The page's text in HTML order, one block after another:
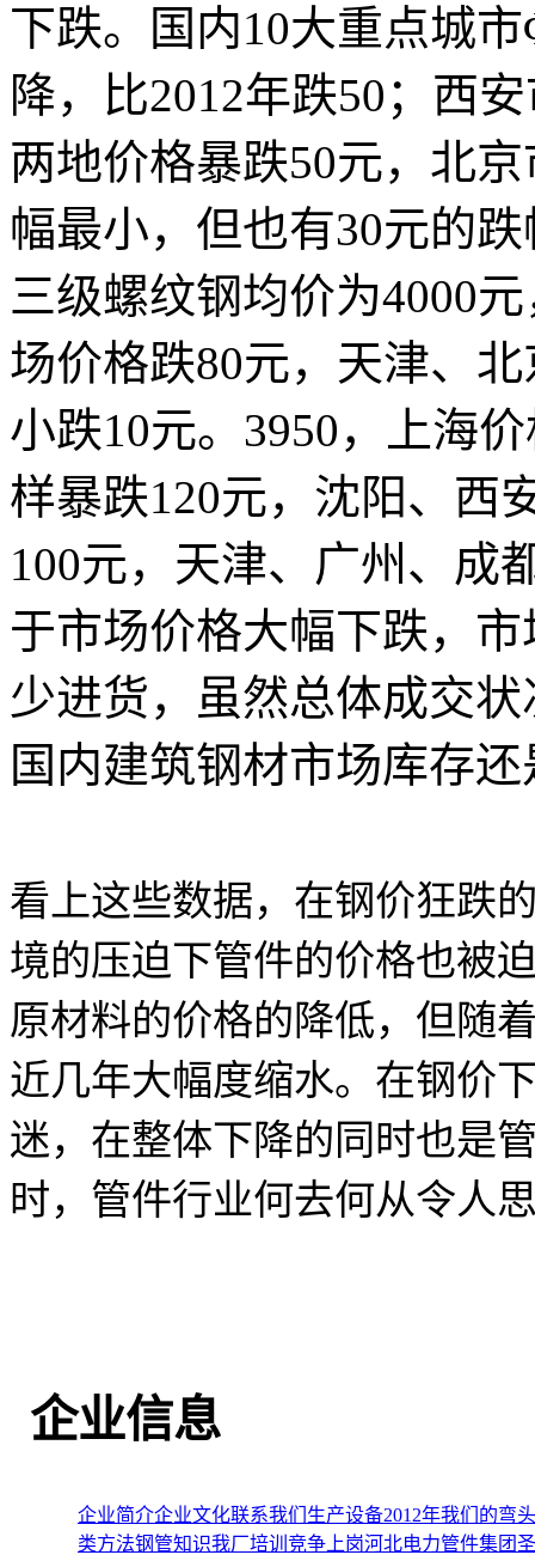
下跌。国内10大重点城
降，比2012年跌50；西
两地价格暴跌50元，北
幅最小，但也有30元的
三级螺纹钢均价为4000
场价格跌80元，天津、
小跌10元。3950，上海
样暴跌120元，沈阳、西
100元，天津、广州、成
于市场价格大幅下跌，
少进货，虽然总体成交
国内建筑钢材市场库存
看上这些数据，在钢价狂跌
境的压迫下管件的价格也被
原材料的价格的降低，但随
近几年大幅度缩水。在钢价
迷，在整体下降的同时也是
时，管件行业何去何从令人
企业信息
企业简介企业文化联系我们 生产设备2012年我们的弯
类方法钢管知识我厂培训竞争上岗河北电力管件集团